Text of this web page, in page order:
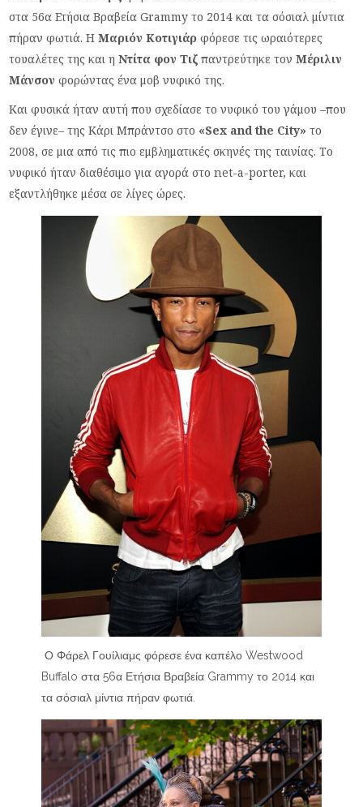
στα 56α Ετήσια Βραβεία Grammy το 2014 και τα σόσιαλ μίντια
πήραν φωτιά. ΗΜαριόν Κοτιγιάρ φόρεσε τις ωραιότερες
τουαλέτες της και ηΝτίτα φον Τιζ παντρεύτηκε τονΜέριλιν
Μάνσον φορώντας ένα μοβ νυφικό της.
Και φυσικά ήταν αυτή που σχεδίασε το νυφικό του γάμου –που
δεν έγινε– της Κάρι Μπράντσο στο «Sex and the City» το
2008, σε μια από τις πιο εμβληματικές σκηνές της ταινίας. Το
νυφικό ήταν διαθέσιμο για αγορά στο net-a-porter, και
εξαντλήθηκε μέσα σε λίγες ώρες.
Ο Φάρελ Γουίλιαμς φόρεσε ένα καπέλο Westwood
Buffalo στα 56α Ετήσια Βραβεία Grammy το 2014 και
τα σόσιαλ μίντια πήραν φωτιά.